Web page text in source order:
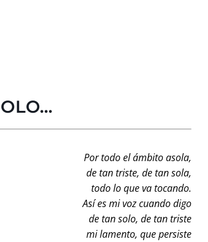
Por todo el ámbito asola,
de tan triste, de tan sola,
todo lo que va tocando.
Así es mi voz cuando digo
de tan solo, de tan triste
mi lamento, que persiste